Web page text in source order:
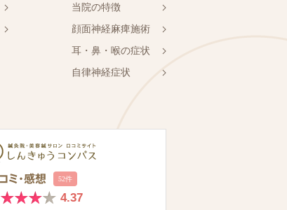
当院の特徴
顔面神経麻痺施術
耳・鼻・喉の症状
自律神経症状